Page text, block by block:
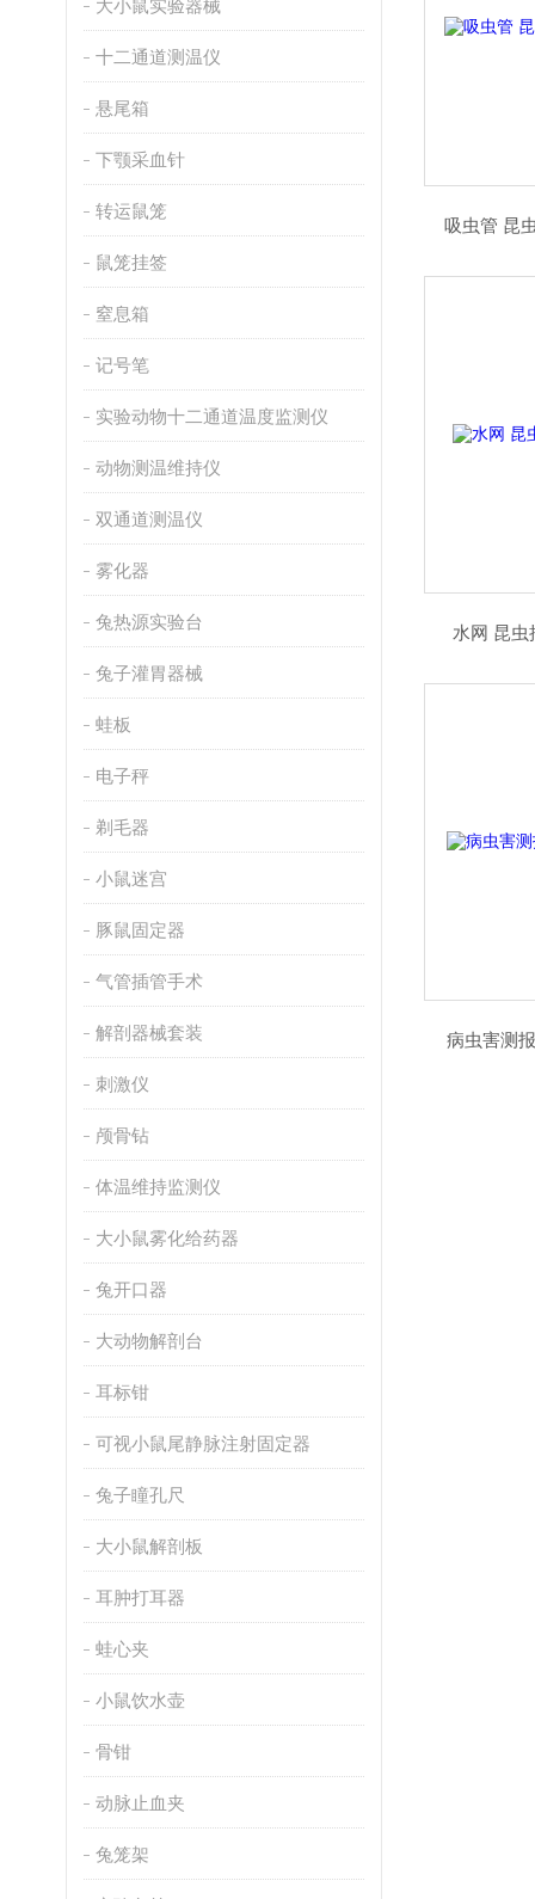
大小鼠实验器械
十二通道测温仪
悬尾箱
下颚采血针
转运鼠笼
鼠笼挂签
窒息箱
记号笔
实验动物十二通道温度监测仪
动物测温维持仪
双通道测温仪
雾化器
兔热源实验台
兔子灌胃器械
蛙板
电子秤
剃毛器
小鼠迷宫
豚鼠固定器
气管插管手术
解剖器械套装
刺激仪
颅骨钻
体温维持监测仪
大小鼠雾化给药器
兔开口器
大动物解剖台
耳标钳
可视小鼠尾静脉注射固定器
兔子瞳孔尺
大小鼠解剖板
耳肿打耳器
蛙心夹
小鼠饮水壶
骨钳
动脉止血夹
兔笼架
吸虫管 昆
水网 昆虫
病虫害测